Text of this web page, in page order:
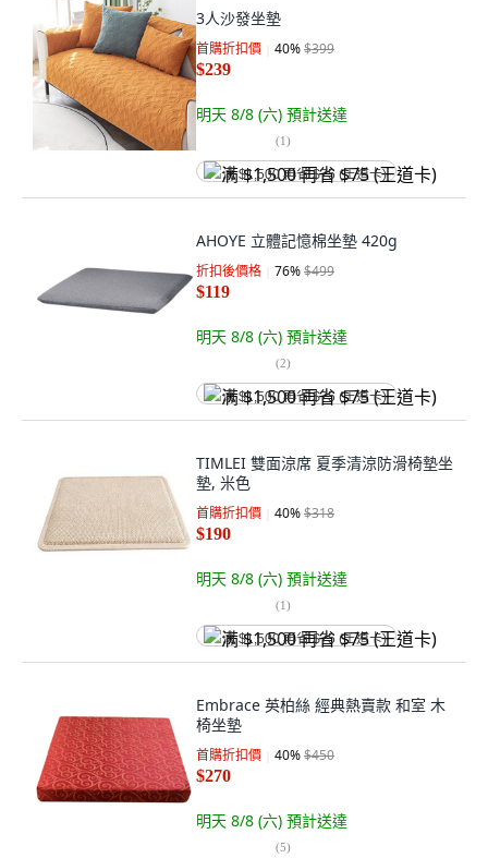
3人沙發坐墊
首購折扣價 40%$399
$239
明天 8/8 (六) 預計送達
(1)
满 $1,500 再省 $75 (王道卡)
AHOYE 立體記憶棉坐墊 420g
折扣後價格 76%$499
$119
明天 8/8 (六) 預計送達
(2)
满 $1,500 再省 $75 (王道卡)
TIMLEI 雙面涼席 夏季清涼防滑椅墊坐
墊, 米色
首購折扣價 40%$318
$190
明天 8/8 (六) 預計送達
(1)
满 $1,500 再省 $75 (王道卡)
Embrace 英柏絲 經典熱賣款 和室 木
椅坐墊
首購折扣價 40%$450
$270
明天 8/8 (六) 預計送達
(5)